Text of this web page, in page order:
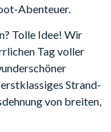
Abenteuer.
Tolle Idee! Wir
Tag voller
Strand-
von breiten,